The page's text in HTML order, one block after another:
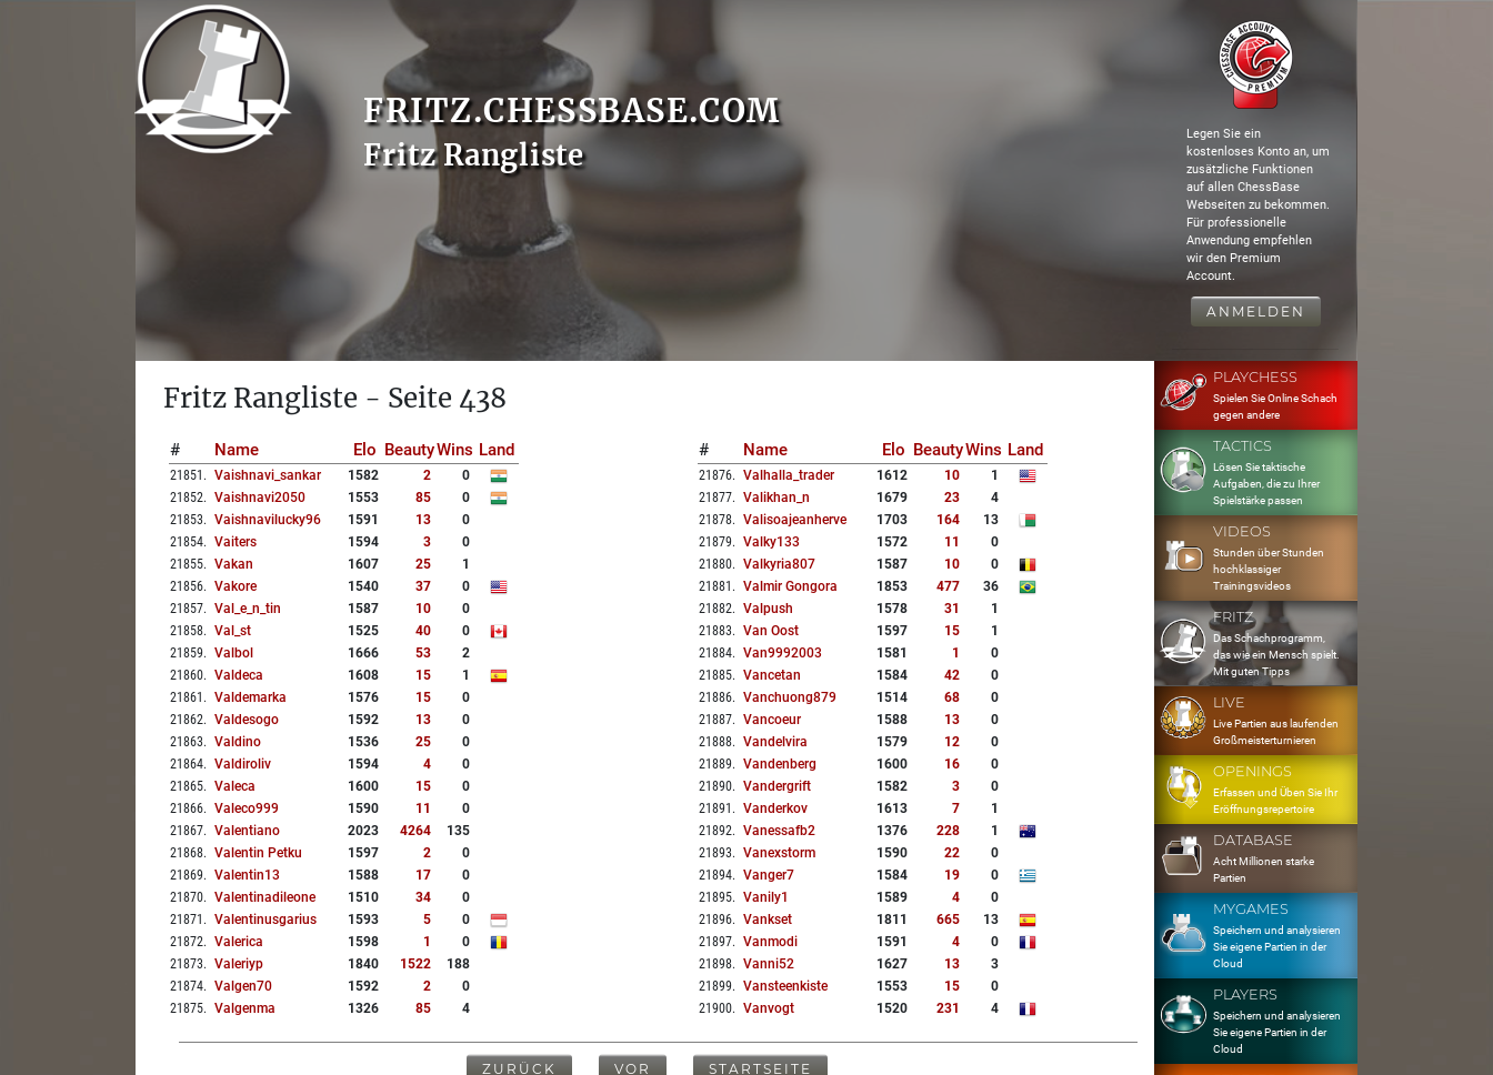
FRITZ.CHESSBASE.COM
Fritz Rangliste
Legen Sie ein
kostenloses Konto an, um
zusätzliche Funktionen
auf allen ChessBase
Webseiten zu bekommen.
Für professionelle
Anwendung empfehlen
wir den Premium
Account.
ANMELDEN
Fritz Rangliste - Seite 438
# Name Elo BeautyWins Land
21851 . Vaishnavi_sankar 1582 2
0
21852. Vaishnavi2050 1553 85
0
21853. Vaishnavilucky96 1591 13
0
21854. Vaiters 1594 3
0
21855. Vakan 1607 25
1
21856. Vakore 1540 37
0
21857. Val_e_n_tin 1587 10
0
21858. Val_st 1525 40
0
21859. Valbol 1666 53
2
21860. Valdeca 1608 15
1
21861 . Valdemarka 1576 15
0
21862. Valdesogo 1592 13
0
21863. Valdino 1536 25
0
21864. Valdiroliv 1594 4
0
21865. Valeca 1600 15
0
21866. Valeco999 1590 11
0
21867. Valentiano 2023 4264
135
21868. Valentin Petku 1597 2
0
21869. Valentin13 1588 17
0
21870. Valentinadileone 1510 34
0
21871 . Valentinusgarius 1593 5
0
21872. Valerica 1598 1
0
21873. Valeriyp 1840 1522
188
21874. Valgen70 1592 2
0
21875. Valgenma 1326 85 4
# Name Elo BeautyWins Land
21876. Valhalla_trader 1612 10
1
21877. Valikhan_n 1679 23
4
21878. Valisoajeanherve 1703 164
13
21879. Valky133 1572 11
0
21880. Valkyria807 1587 10
0
21881 . Valmir Gongora 1853 477
36
21882. Valpush 1578 31
1
21883. Van Oost 1597 15
1
21884. Van9992003 1581 1
0
21885. Vancetan 1584 42
0
21886. Vanchuong879 1514 68
0
21887. Vancoeur 1588 13
0
21888. Vandelvira 1579 12
0
21889. Vandenberg 1600 16
0
21890. Vandergrift 1582 3
0
21891 . Vanderkov 1613 7
1
21892. Vanessafb2 1376 228
1
21893. Vanexstorm 1590 22
0
21894. Vanger7 1584 19
0
21895. Vanily1 1589 4
0
21896. Vankset 1811 665
13
21897. Vanmodi 1591 4
0
21898. Vanni52 1627 13
3
21899. Vansteenkiste 1553 15
0
21900. Vanvogt 1520 231 4
ZURÜCK VOR STARTSEITE
PLAYCHESS
Spielen Sie Online Schach
gegen andere
TACTICS
Lösen Sie taktische
Aufgaben, die zu Ihrer
Spielstärke passen
VIDEOS
Stunden über Stunden
hochklassiger
Trainingsvideos
FRITZ
Das Schachprogramm,
das wie ein Mensch spielt.
Mit guten Tipps
LIVE
Live Partien aus laufenden
Großmeisterturnieren
OPENINGS
Erfassen und Üben Sie Ihr
Eröffnungsrepertoire
DATABASE
Acht Millionen starke
Partien
MYGAMES
Speichern und analysieren
Sie eigene Partien in der
Cloud
PLAYERS
Speichern und analysieren
Sie eigene Partien in der
Cloud